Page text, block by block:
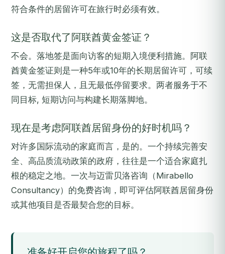
符合条件的居留许可在旅行时必须有效。
这是否取代了阿联酋黄金签证？
不会。落地签是面向访客的短期入境便利措施。阿联
酋黄金签证则是一种5年或10年的长期居留许可，可续
签，无需担保人，且无最低停留要求。两者服务于不
同目标, 短期访问与构建长期落脚地。
现在是考虑阿联酋居留身份的好时机吗？
对许多国际流动的家庭而言，是的。一个持续完善安
全、高品质流动政策的政府，往往是一个适合家庭扎
根的稳定之地。一次与迈雷贝洛咨询（Mirabello
Consultancy）的免费咨询，即可评估阿联酋居留身份
或其他项目是否最契合您的目标。